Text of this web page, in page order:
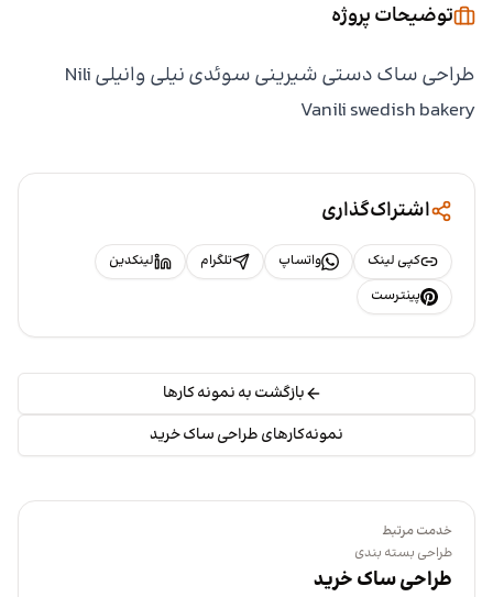
توضیحات پروژه
طراحی ساک دستی شیرینی سوئدی نیلی وانیلی Nili
Vanili swedish bakery
اشتراک‌گذاری
کپی لینک واتساپ تلگرام
لینکدین
پینترست
بازگشت به نمونه کارها
نمونه‌کارهای طراحی ساک خرید
خدمت مرتبط
طراحی بسته بندی
طراحی ساک خرید